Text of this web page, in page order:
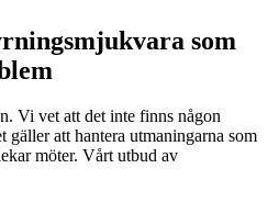
som
Vi vet att det inte finns någon
gäller att hantera utmaningarna som
möter. Vårt utbud av